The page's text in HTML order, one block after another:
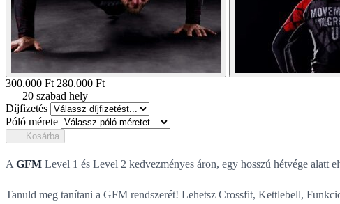
300.000Ft Original
price
was:
300.000 Ft.
280.000 FtCurrent
is:
280.000 Ft.
20 szabad hely
Díjfizetés
Póló mérete
Kosárba
A GFM Level 1 és Level 2 kedvezményes áron, egy hosszú hétvége alatt
Tanuld meg tanítani a GFM rendszerét! Lehetsz Crossfit, Kettlebell,